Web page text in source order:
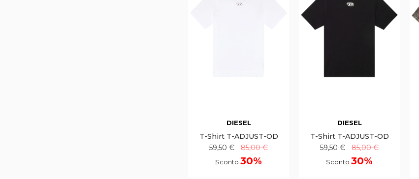
DIESEL
T-Shirt T-ADJUST-OD
59,50 €
85,00 €
Sconto 30%
DIESEL
T-Shirt T-ADJUST-OD
59,50 €
85,00 €
Sconto 30%